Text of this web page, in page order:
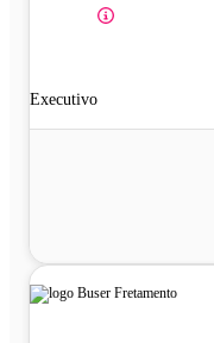
Executivo